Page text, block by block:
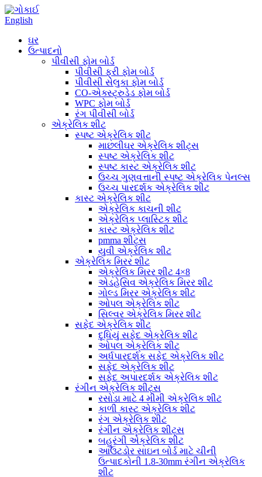
English
ઘર
ઉત્પાદનો
પીવીસી ફોમ બોર્ડ
પીવીસી ફ્રી ફોમ બોર્ડ
પીવીસી સેલુકા ફોમ બોર્ડ
CO-એક્સ્ટ્રુડેડ ફોમ બોર્ડ
WPC ફોમ બોર્ડ
રંગ પીવીસી બોર્ડ
એક્રેલિક શીટ
સ્પષ્ટ એક્રેલિક શીટ
માછલીઘર એક્રેલિક શીટ્સ
સ્પષ્ટ એક્રેલિક શીટ
સ્પષ્ટ કાસ્ટ એક્રેલિક શીટ
ઉચ્ચ ગુણવત્તાની સ્પષ્ટ એક્રેલિક પેનલ્સ
ઉચ્ચ પારદર્શક એક્રેલિક શીટ
કાસ્ટ એક્રેલિક શીટ
એક્રેલિક કાચની શીટ
એક્રેલિક પ્લાસ્ટિક શીટ
કાસ્ટ એક્રેલિક શીટ
pmma શીટ્સ
યુવી એક્રેલિક શીટ
એક્રેલિક મિરર શીટ
એક્રેલિક મિરર શીટ 4×8
એડહેસિવ એક્રેલિક મિરર શીટ
ગોલ્ડ મિરર એક્રેલિક શીટ
ઓપલ એક્રેલિક શીટ
સિલ્વર એક્રેલિક મિરર શીટ
સફેદ એક્રેલિક શીટ
દૂધિયું સફેદ એક્રેલિક શીટ
ઓપલ એક્રેલિક શીટ
અર્ધપારદર્શક સફેદ એક્રેલિક શીટ
સફેદ એક્રેલિક શીટ
સફેદ અપારદર્શક એક્રેલિક શીટ
રંગીન એક્રેલિક શીટ્સ
રસોડા માટે 4 મીમી એક્રેલિક શીટ
કાળી કાસ્ટ એક્રેલિક શીટ
રંગ એક્રેલિક શીટ
રંગીન એક્રેલિક શીટ્સ
બહુરંગી એક્રેલિક શીટ
આઉટડોર સાઇન બોર્ડ માટે ચીની
ઉત્પાદકોની 1.8-30mm રંગીન એક્રેલિક
શીટ